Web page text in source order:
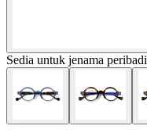
Sedia untuk jenama peribadi